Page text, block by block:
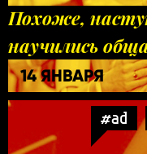
Похоже,
научились
14 ЯНВАРЯ
#ad